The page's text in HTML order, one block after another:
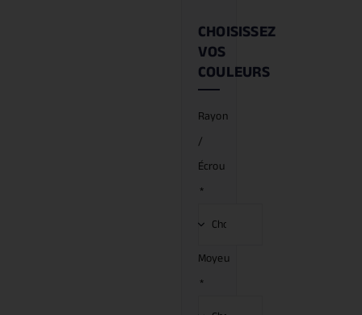
CHOISISSEZ
VOS
COULEURS
Rayon
/
Écrou
*
Moyeu
*